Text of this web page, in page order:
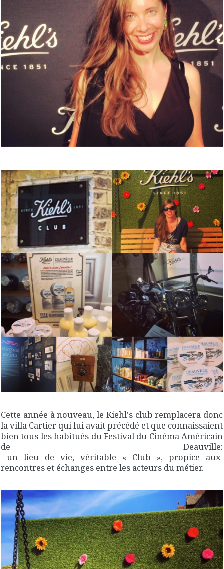
Cette année à nouveau, le Kiehl's club remplacera donc
la villa Cartier qui lui avait précédé et que connaissaient
bien tous les habitués du Festival du Cinéma Américain
de Deauville:
un lieu de vie, véritable « Club », propice aux
rencontres et échanges entre les acteurs du métier.